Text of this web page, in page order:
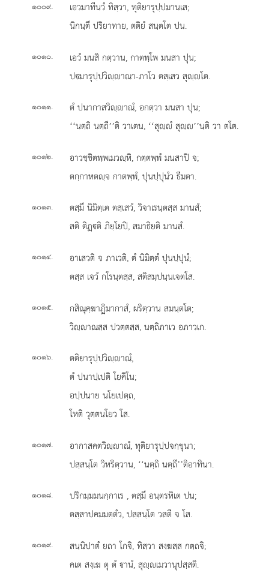
๑๐๐๙.
เอวมาทีนวํ ทิสฺวา, ทุติยารุปฺปมานเส;
นิกนฺตึ ปริยาทาย, ตติยํ สนฺตโต ปน.
๑๐๑๐.
เอวํ มนสิ กตฺวาน, กาตพฺโพ มนสา ปุน;
ปมารุปฺปวิฺาณา-ภาโว ตสฺเสว สุฺโต.
๑๐๑๑. ตํ ปนากาสวิฺาณํ, อกตฺวา มนสา ปุน;
‘‘นตฺถิ นตฺถี’’ติ วาเตน, ‘‘สุฺํ สุฺ’’นฺติ วา ตโต.
๑๐๑๒.
อาวชฺชิตพฺพเมวฺหิ, กตฺตพฺพํ มนสาปิ จ;
ตกฺกาหตฺจ กาตพฺพํ, ปุนปฺปุนํว ธีมตา.
๑๐๑๓.
ตสฺมึ นิมิตฺเต ตสฺเสวํ, วิจาเรนฺตสฺส มานสํ;
สติ ติฏฺติ ภิยฺโยปิ, สมาธิยติ มานสํ.
๑๐๑๔.
อาเสวติ จ ภาเวติ, ตํ นิมิตฺตํ ปุนปฺปุนํ;
ตสฺส เจวํ กโรนฺตสฺส, สติสมฺปนฺนเจตโส.
๑๐๑๕.
กสิณุคฺฆาฏิมากาสํ, ผริตฺวาน สมนฺตโต;
วิฺาณสฺส ปวตฺตสฺส, นตฺถิภาเว อภาวเก.
๑๐๑๖.
ตติยารุปฺปวิฺาณํ,
ตํ ปนาปฺเปติ โยคิโน;
อปฺปนาย นโยเปตฺถ,
โหติ วุตฺตนโยว โส.
๑๐๑๗.
อากาสคตวิฺาณํ, ทุติยารุปฺปจกฺขุนา;
ปสฺสนฺโต วิหริตฺวาน, ‘‘นตฺถิ นตฺถี’’ติอาทินา.
๑๐๑๘. ปริกมฺมมนกฺกาเร , ตสฺมึ อนฺตรหิเต ปน;
ตสฺสาปคมมตฺตํว, ปสฺสนฺโต วสตี จ โส.
๑๐๑๙.
สนฺนิปาตํ ยถา โกจิ, ทิสฺวา สงฺฆสฺส กตฺถจิ;
คเต สงฺเฆ ตุ ตํ านํ, สุฺเมวานุปสฺสติ.